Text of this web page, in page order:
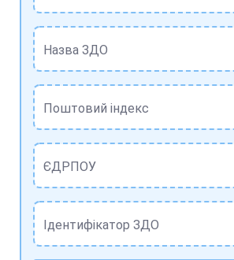
Назва ЗДО
Поштовий індекс
ЄДРПОУ
Ідентифікатор ЗДО